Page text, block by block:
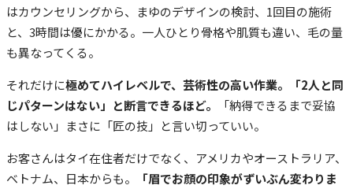
はカウンセリングから、まゆのデザインの検討、1回目の施術
と、3時間は優にかかる。一人ひとり骨格や肌質も違い、毛の量
も異なってくる。
それだけに極めてハイレベルで、芸術性の高い作業。「2人と同
じパターンはない」と断言できるほど。
「納得できるまで妥協
はしない」まさに「匠の技」と言い切っていい。
お客さんはタイ在住者だけでなく、アメリカやオーストラリア、
ベトナム、日本からも。
「眉でお顔の印象がずいぶん変わりま